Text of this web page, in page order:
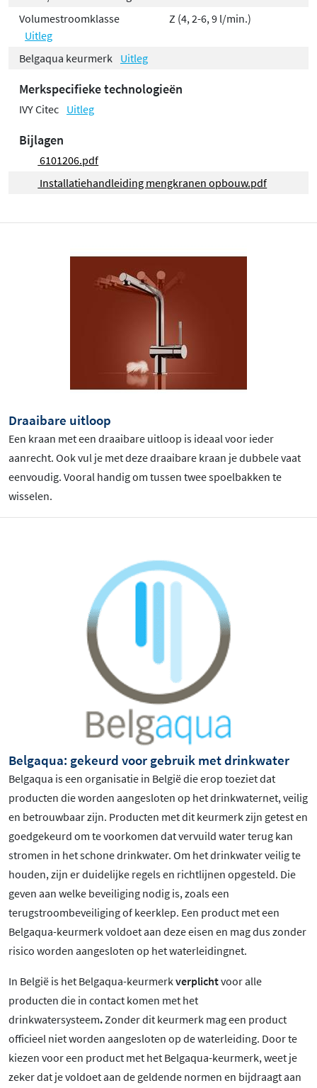
Volumestroomklasse
Uitleg
Z (4, 2-6, 9 l/min.)
Belgaqua keurmerk Uitleg
Merkspecifieke technologieën
IVY Citec Uitleg
Bijlagen
6101206.pdf
Installatiehandleiding mengkranen opbouw.pdf
Draaibare uitloop
Een kraan met een draaibare uitloop is ideaal voor ieder
aanrecht. Ook vul je met deze draaibare kraan je dubbele vaat
eenvoudig. Vooral handig om tussen twee spoelbakken te
wisselen.
Belgaqua: gekeurd voor gebruik met drinkwater
Belgaqua is een organisatie in België die erop toeziet dat
producten die worden aangesloten op het drinkwaternet, veilig
en betrouwbaar zijn. Producten met dit keurmerk zijn getest en
goedgekeurd om te voorkomen dat vervuild water terug kan
stromen in het schone drinkwater. Om het drinkwater veilig te
houden, zijn er duidelijke regels en richtlijnen opgesteld. Die
geven aan welke beveiliging nodig is, zoals een
terugstroombeveiliging of keerklep. Een product met een
Belgaqua-keurmerk voldoet aan deze eisen en mag dus zonder
risico worden aangesloten op het waterleidingnet.
In België is het Belgaqua-keurmerkverplichtvoor alle
producten die in contact komen met het
drinkwatersysteem.Zonder dit keurmerk mag een product
officieel niet worden aangesloten op de waterleiding. Door te
kiezen voor een product met het Belgaqua-keurmerk, weet je
zeker dat je voldoet aan de geldende normen en bijdraagt aan